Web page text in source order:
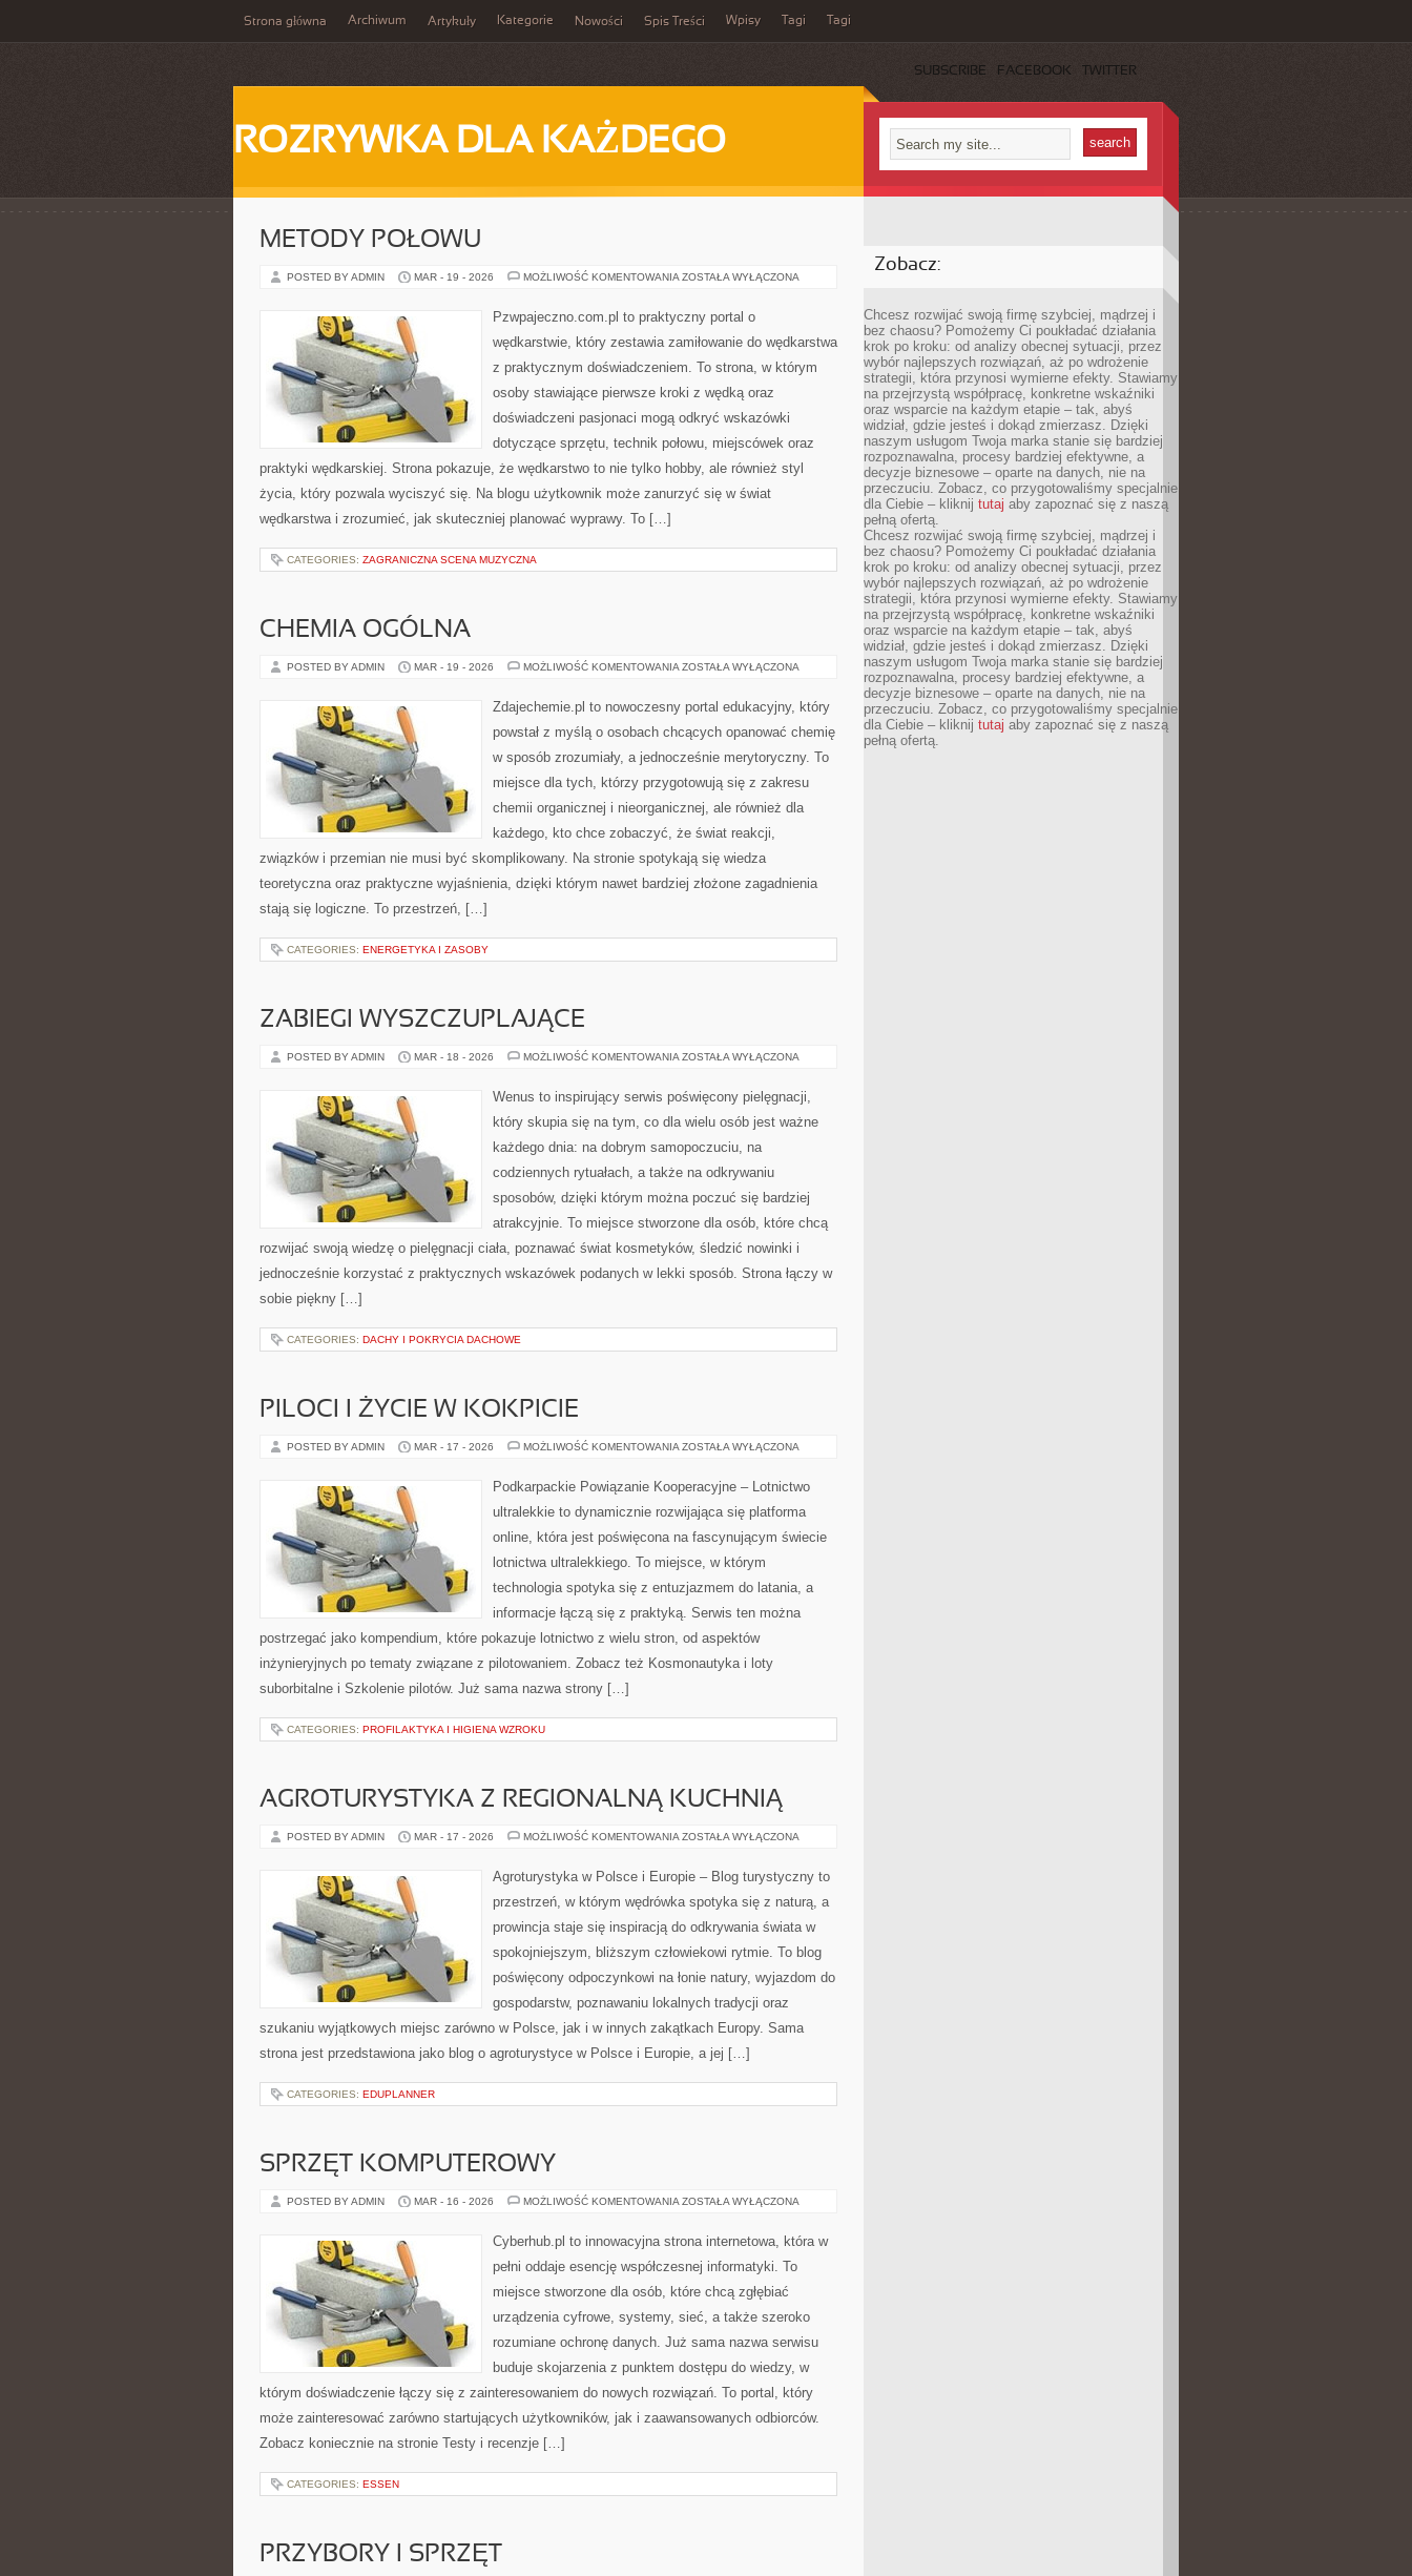
Strona główna Archiwum Artykuły Kategorie Nowości Spis Treści Wpisy Tagi Tagi
SUBSCRIBE FACEBOOK TWITTER
ROZRYWKA DLA KAŻDEGO
METODY POŁOWU
POSTED BY ADMIN MAR - 19 - 2026 MOŻLIWOŚĆ KOMENTOWANIA METODY
ZOSTAŁA WYŁĄCZONA
Pzwpajeczno.com.pl to praktyczny portal o
wędkarstwie, który zestawia zamiłowanie do wędkarstwa
z praktycznym doświadczeniem. To strona, w którym
osoby stawiające pierwsze kroki z wędką oraz
doświadczeni pasjonaci mogą odkryć wskazówki
dotyczące sprzętu, technik połowu, miejscówek oraz
praktyki wędkarskiej. Strona pokazuje, że wędkarstwo to nie tylko hobby, ale również styl
życia, który pozwala wyciszyć się. Na blogu użytkownik może zanurzyć się w świat
wędkarstwa i zrozumieć, jak skuteczniej planować wyprawy. To […]
CATEGORIES: ZAGRANICZNA SCENA MUZYCZNA
CHEMIA OGÓLNA
POSTED BY ADMIN MAR - 19 - 2026 MOŻLIWOŚĆ KOMENTOWANIA CHEMIA
ZOSTAŁA WYŁĄCZONA
Zdajechemie.pl to nowoczesny portal edukacyjny, który
powstał z myślą o osobach chcących opanować chemię
w sposób zrozumiały, a jednocześnie merytoryczny. To
miejsce dla tych, którzy przygotowują się z zakresu
chemii organicznej i nieorganicznej, ale również dla
każdego, kto chce zobaczyć, że świat reakcji,
związków i przemian nie musi być skomplikowany. Na stronie spotykają się wiedza
teoretyczna oraz praktyczne wyjaśnienia, dzięki którym nawet bardziej złożone zagadnienia
stają się logiczne. To przestrzeń, […]
CATEGORIES: ENERGETYKA I ZASOBY
ZABIEGI WYSZCZUPLAJĄCE
POSTED BY ADMIN MAR - 18 - 2026 MOŻLIWOŚĆ KOMENTOWANIA ZABIEGI
ZOSTAŁA WYŁĄCZONA
Wenus to inspirujący serwis poświęcony pielęgnacji,
który skupia się na tym, co dla wielu osób jest ważne
każdego dnia: na dobrym samopoczuciu, na
codziennych rytuałach, a także na odkrywaniu
sposobów, dzięki którym można poczuć się bardziej
atrakcyjnie. To miejsce stworzone dla osób, które chcą
rozwijać swoją wiedzę o pielęgnacji ciała, poznawać świat kosmetyków, śledzić nowinki i
jednocześnie korzystać z praktycznych wskazówek podanych w lekki sposób. Strona łączy w
sobie piękny […]
CATEGORIES: DACHY I POKRYCIA DACHOWE
PILOCI I ŻYCIE W KOKPICIE
POSTED BY ADMIN MAR - 17 - 2026 MOŻLIWOŚĆ KOMENTOWANIA PILOCI
KOKPICIE
ZOSTAŁA WYŁĄCZONA
Podkarpackie Powiązanie Kooperacyjne – Lotnictwo
ultralekkie to dynamicznie rozwijająca się platforma
online, która jest poświęcona na fascynującym świecie
lotnictwa ultralekkiego. To miejsce, w którym
technologia spotyka się z entuzjazmem do latania, a
informacje łączą się z praktyką. Serwis ten można
postrzegać jako kompendium, które pokazuje lotnictwo z wielu stron, od aspektów
inżynieryjnych po tematy związane z pilotowaniem. Zobacz też Kosmonautyka i loty
suborbitalne i Szkolenie pilotów. Już sama nazwa strony […]
CATEGORIES: PROFILAKTYKA I HIGIENA WZROKU
AGROTURYSTYKA Z REGIONALNĄ KUCHNIĄ
POSTED BY ADMIN MAR - 17 - 2026 MOŻLIWOŚĆ KOMENTOWANIA AGROTURYSTYKA
KUCHNIĄ
ZOSTAŁA WYŁĄCZONA
Agroturystyka w Polsce i Europie – Blog turystyczny to
przestrzeń, w którym wędrówka spotyka się z naturą, a
prowincja staje się inspiracją do odkrywania świata w
spokojniejszym, bliższym człowiekowi rytmie. To blog
poświęcony odpoczynkowi na łonie natury, wyjazdom do
gospodarstw, poznawaniu lokalnych tradycji oraz
szukaniu wyjątkowych miejsc zarówno w Polsce, jak i w innych zakątkach Europy. Sama
strona jest przedstawiona jako blog o agroturystyce w Polsce i Europie, a jej […]
CATEGORIES: EDUPLANNER
SPRZĘT KOMPUTEROWY
POSTED BY ADMIN MAR - 16 - 2026 MOŻLIWOŚĆ KOMENTOWANIA SPRZĘT
ZOSTAŁA WYŁĄCZONA
Cyberhub.pl to innowacyjna strona internetowa, która w
pełni oddaje esencję współczesnej informatyki. To
miejsce stworzone dla osób, które chcą zgłębiać
urządzenia cyfrowe, systemy, sieć, a także szeroko
rozumiane ochronę danych. Już sama nazwa serwisu
buduje skojarzenia z punktem dostępu do wiedzy, w
którym doświadczenie łączy się z zainteresowaniem do nowych rozwiązań. To portal, który
może zainteresować zarówno startujących użytkowników, jak i zaawansowanych odbiorców.
Zobacz koniecznie na stronie Testy i recenzje […]
CATEGORIES: ESSEN
PRZYBORY I SPRZĘT
Zobacz:
Chcesz rozwijać swoją firmę szybciej, mądrzej i
bez chaosu? Pomożemy Ci poukładać działania
krok po kroku: od analizy obecnej sytuacji, przez
wybór najlepszych rozwiązań, aż po wdrożenie
strategii, która przynosi wymierne efekty. Stawiamy
na przejrzystą współpracę, konkretne wskaźniki
oraz wsparcie na każdym etapie – tak, abyś
widział, gdzie jesteś i dokąd zmierzasz. Dzięki
naszym usługom Twoja marka stanie się bardziej
rozpoznawalna, procesy bardziej efektywne, a
decyzje biznesowe – oparte na danych, nie na
przeczuciu. Zobacz, co przygotowaliśmy specjalnie
dla Ciebie – kliknij tutaj aby zapoznać się z naszą
pełną ofertą.
Chcesz rozwijać swoją firmę szybciej, mądrzej i
bez chaosu? Pomożemy Ci poukładać działania
krok po kroku: od analizy obecnej sytuacji, przez
wybór najlepszych rozwiązań, aż po wdrożenie
strategii, która przynosi wymierne efekty. Stawiamy
na przejrzystą współpracę, konkretne wskaźniki
oraz wsparcie na każdym etapie – tak, abyś
widział, gdzie jesteś i dokąd zmierzasz. Dzięki
naszym usługom Twoja marka stanie się bardziej
rozpoznawalna, procesy bardziej efektywne, a
decyzje biznesowe – oparte na danych, nie na
przeczuciu. Zobacz, co przygotowaliśmy specjalnie
dla Ciebie – kliknij tutaj aby zapoznać się z naszą
pełną ofertą.